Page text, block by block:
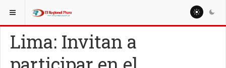
ESTÁ AQUÍ: NACIONALES
Lima: Invitan a